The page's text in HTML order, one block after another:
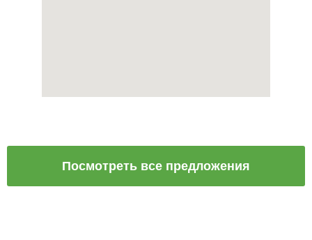
Посмотреть все предложения